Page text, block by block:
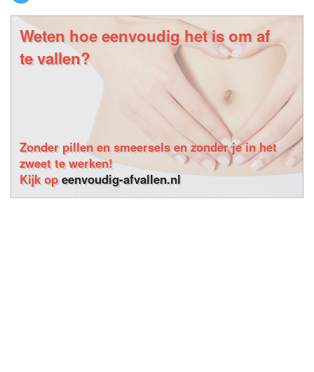
Weten hoe eenvoudig het is om af
te vallen?
Zonder pillen en smeersels en zonder je in het
zweet te werken!
Kijk opeenvoudig-afvallen.nl